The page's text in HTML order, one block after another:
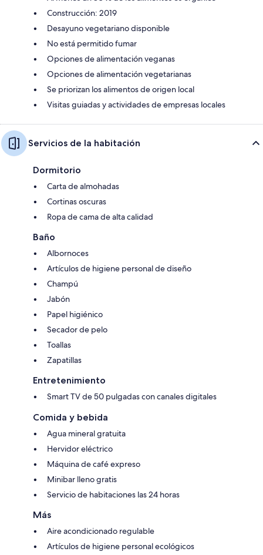
Construcción: 2019
Desayuno vegetariano disponible
No está permitido fumar
Opciones de alimentación veganas
Opciones de alimentación vegetarianas
Se priorizan los alimentos de origen local
Visitas guiadas y actividades de empresas locales
Servicios de la habitación
Dormitorio
Carta de almohadas
Cortinas oscuras
Ropa de cama de alta calidad
Baño
Albornoces
Artículos de higiene personal de diseño
Champú
Jabón
Papel higiénico
Secador de pelo
Toallas
Zapatillas
Entretenimiento
Smart TV de 50 pulgadas con canales digitales
Comida y bebida
Agua mineral gratuita
Hervidor eléctrico
Máquina de café expreso
Minibar lleno gratis
Servicio de habitaciones las 24 horas
Más
Aire acondicionado regulable
Artículos de higiene personal ecológicos